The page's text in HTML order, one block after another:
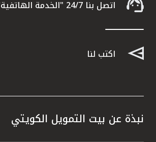
اتصل بنا 24/7 "الخدمة الهاتفية" 1803333
اكتب لنا
نبذة عن بيت التمويل الكويتي